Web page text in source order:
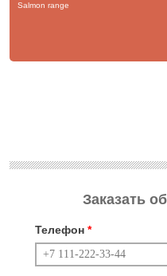
Salmon range
Заказать
Телефон *